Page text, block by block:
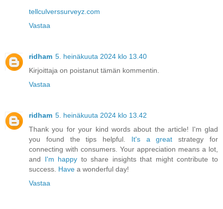
tellculverssurveyz.com
Vastaa
ridham 5. heinäkuuta 2024 klo 13.40
Kirjoittaja on poistanut tämän kommentin.
Vastaa
ridham 5. heinäkuuta 2024 klo 13.42
Thank you for your kind words about the article! I'm glad
you found the tips helpful. It's a greatstrategy for
connecting with consumers. Your appreciation means a lot,
and I'm happy to share insights that might contribute to
success. Have a wonderful day!
Vastaa